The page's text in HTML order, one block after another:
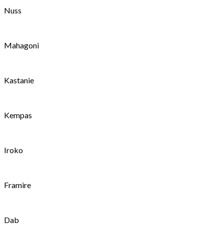
Nuss
Mahagoni
Kastanie
Kempas
Iroko
Framire
Dab